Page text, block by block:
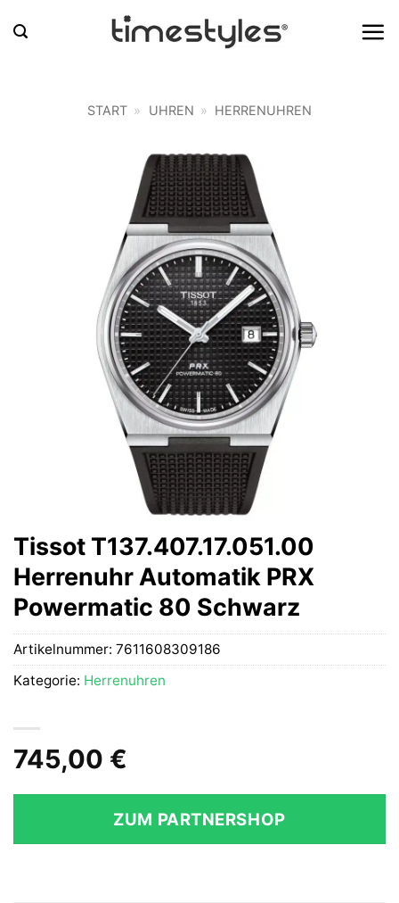
Inhalt
START » UHREN » HERRENUHREN
Tissot T137.407.17.051.00
Herrenuhr Automatik PRX
Powermatic 80 Schwarz
745,00 €
ZUM PARTNERSHOP
Artikelnummer: 7611608309186
Kategorie: Herrenuhren